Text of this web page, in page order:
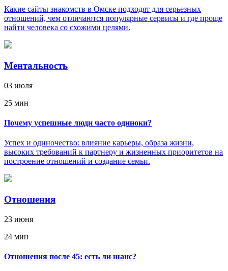
Какие сайты знакомств в Омске подходят для серьезных
отношений, чем отличаются популярные сервисы и где проще
найти человека со схожими целями.
Ментальность
03 июля
25 мин
Почему успешные люди часто одиноки?
Успех и одиночество: влияние карьеры, образа жизни,
высоких требований к партнеру и жизненных приоритетов на
построение отношений и создание семьи.
Отношения
23 июня
24 мин
Отношения после 45: есть ли шанс?